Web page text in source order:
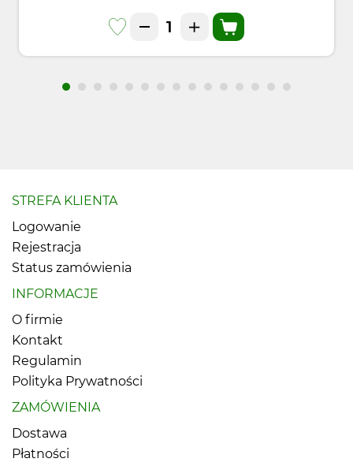
STREFA KLIENTA
Logowanie
Rejestracja
Status zamówienia
INFORMACJE
O firmie
Kontakt
Regulamin
Polityka Prywatności
ZAMÓWIENIA
Dostawa
Płatności